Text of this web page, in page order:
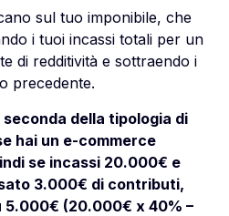
sul tuo imponibile, che
i tuoi incassi totali per un
di redditività e sottraendo i
precedente.
della tipologia di
hai un e-commerce
se incassi 20.000€ e
3.000€ di contributi,
5.000€ (20.000€ x 40% –